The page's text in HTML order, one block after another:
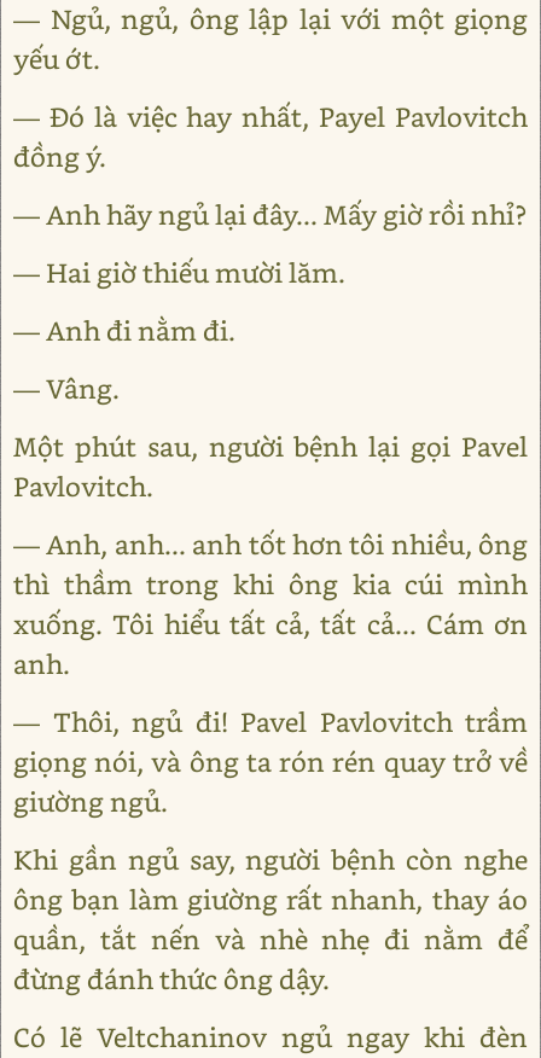
— Ngủ, ngủ, ông lập lại với một giọng
yếu ớt.
— Đó là việc hay nhất, Payel Pavlovitch
đồng ý.
— Anh hãy ngủ lại đây... Mấy giờ rồi nhỉ?
— Hai giờ thiếu mười lăm.
— Anh đi nằm đi.
— Vâng.
Một phút sau, người bệnh lại gọi Pavel
Pavlovitch.
— Anh, anh... anh tốt hơn tôi nhiều, ông
thì thầm trong khi ông kia cúi mình
xuống. Tôi hiểu tất cả, tất cả... Cám ơn
anh.
— Thôi, ngủ đi! Pavel Pavlovitch trầm
giọng nói, và ông ta rón rén quay trở về
giường ngủ.
Khi gần ngủ say, người bệnh còn nghe
ông bạn làm giường rất nhanh, thay áo
quần, tắt nến và nhè nhẹ đi nằm để
đừng đánh thức ông dậy.
Có lẽ Veltchaninov ngủ ngay khi đèn